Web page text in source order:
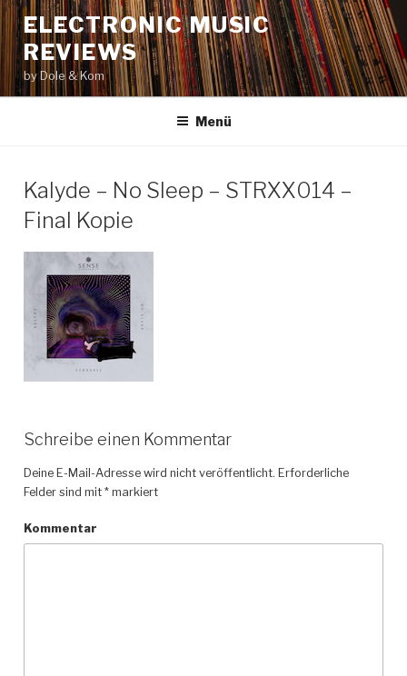
Zum
Inhalt
springen
ELECTRONIC MUSIC
REVIEWS
by Dole & Kom
Menü
Kalyde – No Sleep – STRXX014 –
Final Kopie
Schreibe einen Kommentar
Deine E-Mail-Adresse wird nicht veröffentlicht. Erforderliche
Felder sind mit *markiert
Kommentar